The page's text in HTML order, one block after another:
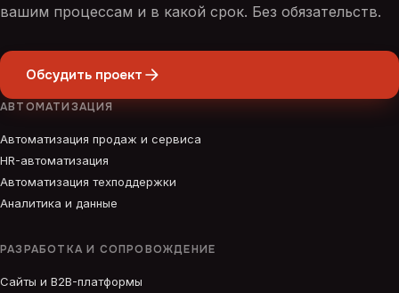
вашим процессам и в какой срок. Без обязательств.
Обсудить проект
АВТОМАТИЗАЦИЯ
Автоматизация продаж и сервиса
HR-автоматизация
Автоматизация техподдержки
Аналитика и данные
РАЗРАБОТКА И СОПРОВОЖДЕНИЕ
Сайты и B2B-платформы